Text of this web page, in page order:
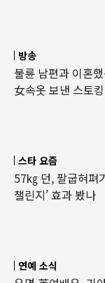
방송
불륜 남편과 이혼
女속옷 보낸 스토
스타 요즘
57㎏ 던, 팔굽혀펴
챌린지’ 효과 봤나
연예 소식